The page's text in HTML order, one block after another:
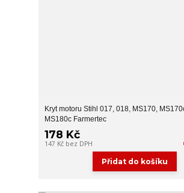
Kryt motoru Stihl 017, 018, MS170,
MS180c Farmertec
178 Kč
147 Kč bez DPH
Přidat do košíku